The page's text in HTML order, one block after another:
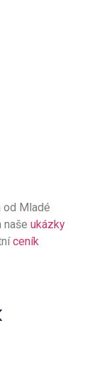
od Mladé
našeukázky
ceník